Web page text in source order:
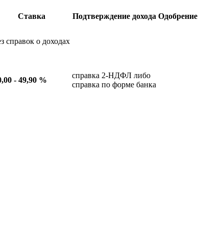
Ставка Подтверждение дохода Одобрение
справок о доходах
- 49,90 %
справка 2-НДФЛ либо
справка по форме банка